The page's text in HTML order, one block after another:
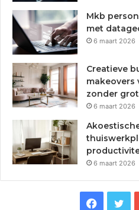
Mkb
met
6 maart 2026
Creatieve
makeovers
zonder
6 maart 2026
6 maart 2026